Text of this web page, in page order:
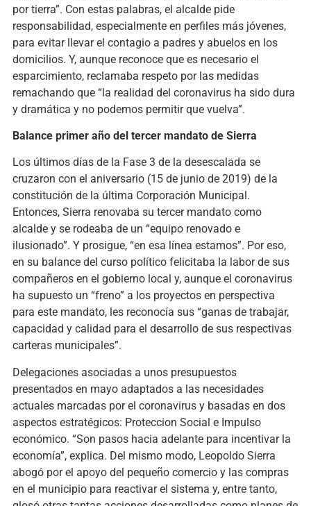
por tierra”. Con estas palabras, el alcalde pide
responsabilidad, especialmente en perfiles más jóvenes,
para evitar llevar el contagio a padres y abuelos en los
domicilios. Y, aunque reconoce que es necesario el
esparcimiento, reclamaba respeto por las medidas
remachando que “la realidad del coronavirus ha sido dura
y dramática y no podemos permitir que vuelva”.
Balance primer año del tercer mandato de Sierra
Los últimos días de la Fase 3 de la desescalada se
cruzaron con el aniversario (15 de junio de 2019) de la
constitución de la última Corporación Municipal.
Entonces, Sierra renovaba su tercer mandato como
alcalde y se rodeaba de un “equipo renovado e
ilusionado”. Y prosigue, “en esa línea estamos”. Por eso,
en su balance del curso político felicitaba la labor de sus
compañeros en el gobierno local y, aunque el coronavirus
ha supuesto un “freno” a los proyectos en perspectiva
para este mandato, les reconocía sus “ganas de trabajar,
capacidad y calidad para el desarrollo de sus respectivas
carteras municipales”.
Delegaciones asociadas a unos presupuestos
presentados en mayo adaptados a las necesidades
actuales marcadas por el coronavirus y basadas en dos
aspectos estratégicos: Proteccion Social e Impulso
económico. “Son pasos hacia adelante para incentivar la
economía”, explica. Del mismo modo, Leopoldo Sierra
abogó por el apoyo del pequeño comercio y las compras
en el municipio para reactivar el sistema y, entre tanto,